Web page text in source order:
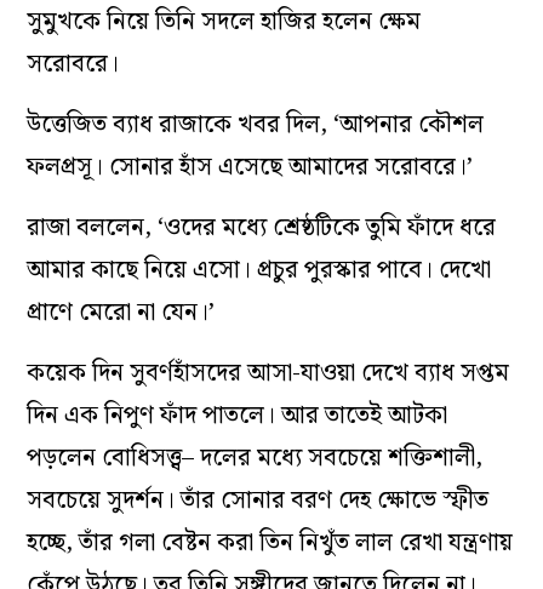
সুমুখকে নিয়ে তিনি সদলে হাজির হলেন ক্ষেম
সরোবরে।
উত্তেজিত ব্যাধ রাজাকে খবর দিল, ‘আপনার কৌশল
ফলপ্রসূ। সোনার হাঁস এসেছে আমাদের সরোবরে।’
রাজা বললেন, ‘ওদের মধ্যে শ্রেষ্ঠটিকে তুমি ফাঁদে ধরে
আমার কাছে নিয়ে এসো। প্রচুর পুরস্কার পাবে। দেখো
প্রাণে মেরো না যেন।’
কয়েক দিন সুবর্ণহাঁসদের আসা-যাওয়া দেখে ব্যাধ সপ্তম
দিন এক নিপুণ ফাঁদ পাতলে। আর তাতেই আটকা
পড়লেন বোধিসত্ত্ব– দলের মধ্যে সবচেয়ে শক্তিশালী,
সবচেয়ে সুদর্শন। তাঁর সোনার বরণ দেহ ক্ষোভে স্ফীত
হচ্ছে, তাঁর গলা বেষ্টন করা তিন নিখুঁত লাল রেখা যন্ত্রণায়